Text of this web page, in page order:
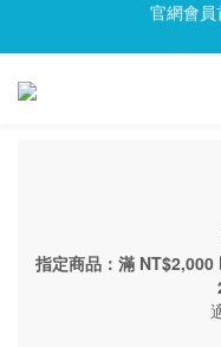
官網會員
官網會員
【限時回饋
指定商品：滿